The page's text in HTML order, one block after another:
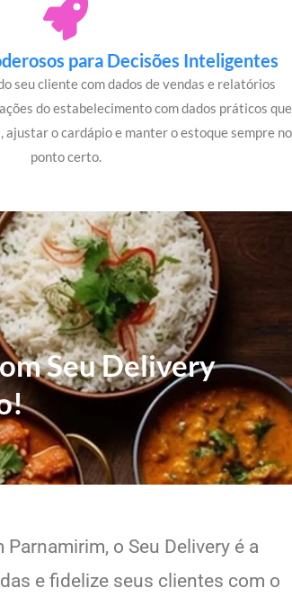
para Decisões Inteligentes
seu cliente com dados de vendas e relatórios
do estabelecimento com dados práticos que
ajustar o cardápio e manter o estoque sempre no
ponto certo.
Seu Delivery
o Seu Delivery é a
e fidelize seus clientes com o